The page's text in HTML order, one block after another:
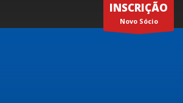
INSCRIÇÃO
Novo Sócio